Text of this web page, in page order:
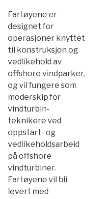
Fartøyene er
designet for
operasjoner knyttet
til konstruksjon og
vedlikehold av
offshore vindparker,
og vil fungere som
moderskip for
vindturbin-
teknikere ved
oppstart- og
vedlikeholdsarbeid
på offshore
vindturbiner.
Fartøyene vil bli
levert med